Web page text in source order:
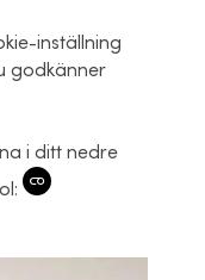
inställning
godkänner
i ditt nedre